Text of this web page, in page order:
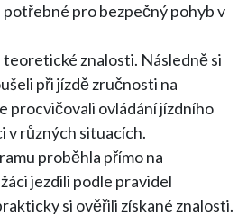
pro bezpečný pohyb v
znalosti. Následně si
při jízdě zručnosti na
procvičovali ovládání jízdního
v různých situacích.
proběhla přímo na
jezdili podle pravidel
si ověřili získané znalosti.